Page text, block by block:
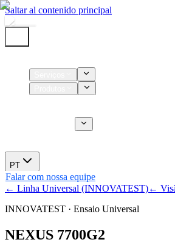
Saltar al contenido principal
PT
Falar com nossa equipe
← Linha Universal (INNOVATEST)←
INNOVATEST · Ensaio Universal
NEXUS 7700G2